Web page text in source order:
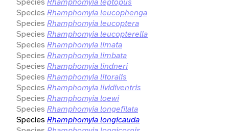
Species Rhamphomyia leucophenga
Species Rhamphomyia leucoptera
Species Rhamphomyia leucopterella
Species Rhamphomyia limata
Species Rhamphomyia limbata
Species Rhamphomyia lindneri
Species Rhamphomyia litoralis
Species Rhamphomyia lividiventris
Species Rhamphomyia loewi
Species Rhamphomyia longefilata
Species Rhamphomyia longicauda